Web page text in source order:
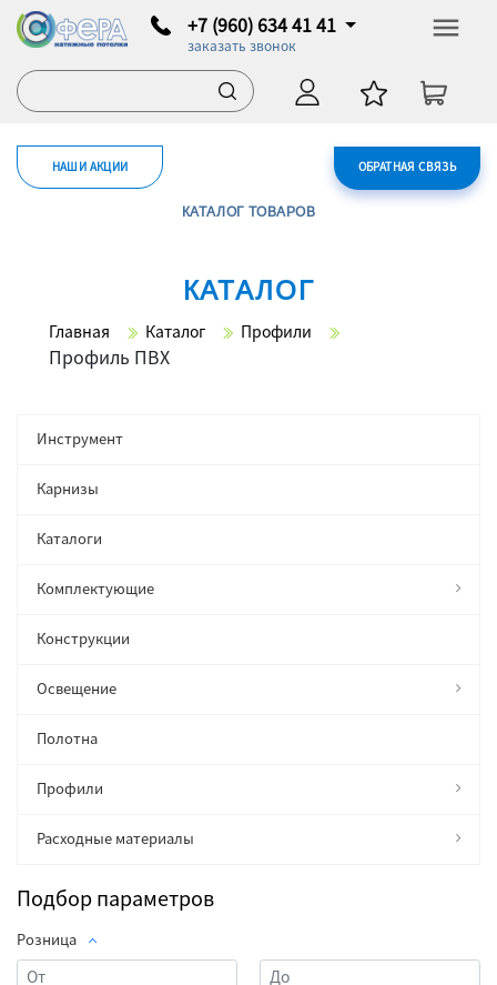
+7 (960) 634 41 41
заказать звонок
ОБРАТНАЯ СВЯЗЬ
НАШИ АКЦИИ
КАТАЛОГ ТОВАРОВ
КАТАЛОГ
Главная Каталог Профили
Профиль ПВХ
Инструмент
Карнизы
Каталоги
Комплектующие
Конструкции
Освещение
Полотна
Профили
Расходные материалы
Подбор параметров
Розница